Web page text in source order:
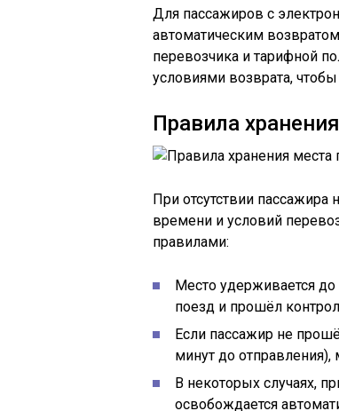
Для пассажиров с
автоматическим
перевозчика и тарифной
условиями возврата,
Правила
При отсутствии пассажира
времени и условий
правилами:
Место удерживается до
поезд и прошёл
Если пассажир не
минут до
В некоторых случаях,
освобождается